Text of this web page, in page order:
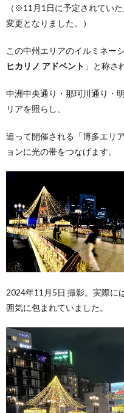
（※11月1日に予定されてい
変更となりました。）
この中州エリアのイルミネー
ヒカリノ アドベント 」と称さ
中洲中央通り・那珂川通り・
リアを照らし、
追って開催される「博多エリ
ョンに光の帯をつなげます。
2024年11月5日 撮影。実際に
囲気に包まれていました。